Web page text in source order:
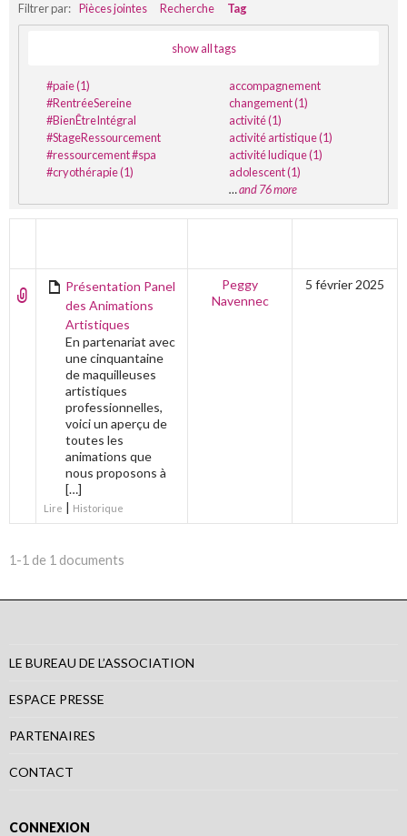
Filtrer par: Pièces jointes Recherche Tag
show all tags
#paie (1)
#RentréeSereine
#BienÊtreIntégral
#StageRessourcement
#ressourcement #spa
#cryothérapie (1)
accompagnement
changement (1)
activité (1)
activité artistique (1)
activité ludique (1)
adolescent (1)
…and 76 more
Présentation Panel
des Animations
Artistiques
En partenariat avec
une cinquantaine
de maquilleuses
artistiques
professionnelles,
voici un aperçu de
toutes les
animations que
nous proposons à
[…]
Lire | Historique
Peggy
Navennec
5 février 2025
1-1 de 1 documents
LE BUREAU DE L’ASSOCIATION
ESPACE PRESSE
PARTENAIRES
CONTACT
CONNEXION